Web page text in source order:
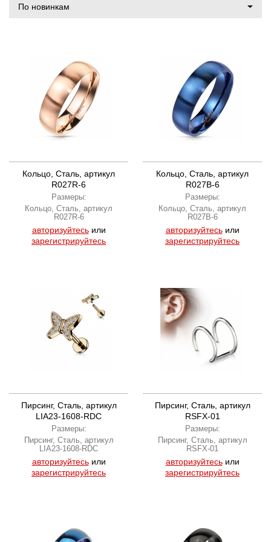
Кольцо, Сталь, артикул
R027R-6
Размеры:
Кольцо, Сталь, артикул
R027R-6
авторизуйтесьили
зарегистрируйтесь
Кольцо, Сталь, артикул
R027B-6
Размеры:
Кольцо, Сталь, артикул
R027B-6
авторизуйтесьили
зарегистрируйтесь
Пирсинг, Сталь, артикул
LIA23-1608-RDC
Размеры:
Пирсинг, Сталь, артикул
LIA23-1608-RDC
авторизуйтесьили
зарегистрируйтесь
Пирсинг, Сталь, артикул
RSFX-01
Размеры:
Пирсинг, Сталь, артикул
RSFX-01
авторизуйтесьили
зарегистрируйтесь